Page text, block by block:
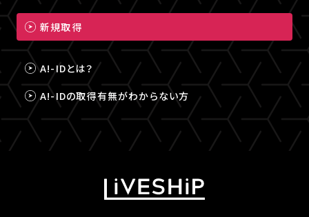
新規取得
A!-IDとは？
A!-IDの取得有無がわからない方